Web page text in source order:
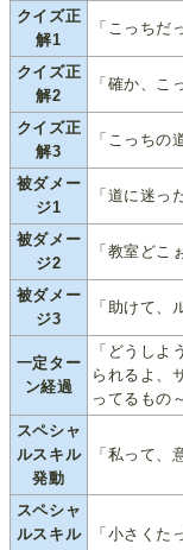
クイズ正
解1
「こっちだ
クイズ正
解2
「確か、こ
クイズ正
解3
「こっちの
被ダメー
ジ1
「道に迷っ
被ダメー
ジ2
「教室どこ
被ダメー
ジ3
「助けて、
一定ター
ン経過
「どうしよ
られるよ、
ってるもの
スペシャ
ルスキル
発動
「私って、
スペシャ
ルスキル
「小さくた